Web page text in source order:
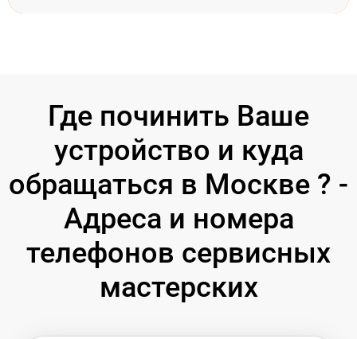
Где починить Ваше
устройство и куда
обращаться в Москве ? -
Адреса и номера
телефонов сервисных
мастерских